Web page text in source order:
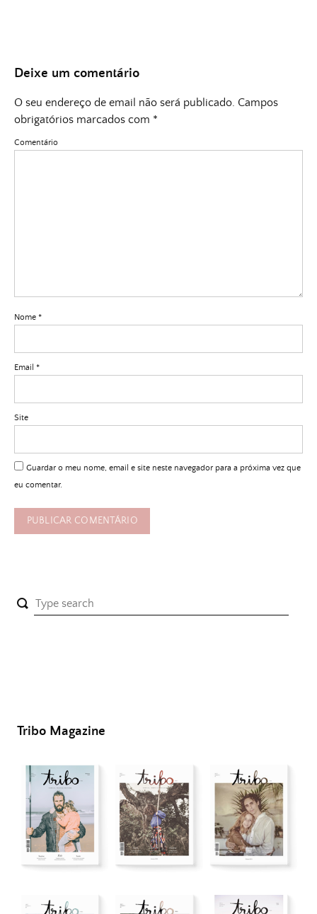
Deixe um comentário
O seu endereço de email não será publicado. Campos
obrigatórios marcados com *
Comentário
Nome *
Email *
Site
Guardar o meu nome, email e site neste navegador para a próxima vez que
eu comentar.
Tribo Magazine